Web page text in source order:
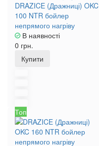
DRAZICE (Дражниці) OKC
100 NTR бойлер
непрямого нагріву
В наявності
0 грн.
Купити
Топ